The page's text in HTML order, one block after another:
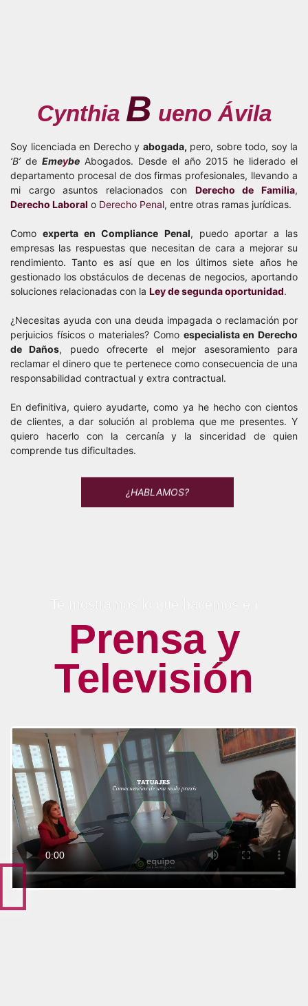
Cynthia B ueno Ávila
Soy licenciada en Derecho y abogada, pero, sobre todo, soy la
‘B’ de Emeybe Abogados. Desde el año 2015 he liderado el
departamento procesal de dos firmas profesionales, llevando a
mi cargo asuntos relacionados con Derecho de Familia,
Derecho Laboral o Derecho Penal, entre otras ramas jurídicas.
Comoexperta en Compliance Penal, puedo aportar a las
empresas las respuestas que necesitan de cara a mejorar su
rendimiento. Tanto es así que en los últimos siete años he
gestionado los obstáculos de decenas de negocios, aportando
soluciones relacionadas con la Ley de segunda oportunidad.
¿Necesitas ayuda con una deuda impagada o reclamación por
perjuicios físicos o materiales? Como especialista en Derecho
de Daños, puedo ofrecerte el mejor asesoramiento para
reclamar el dinero que te pertenece como consecuencia de una
responsabilidad contractual y extra contractual.
En definitiva, quiero ayudarte, como ya he hecho con cientos
de clientes, a dar solución al problema que me presentes. Y
quiero hacerlo con la cercanía y la sinceridad de quien
comprende tus dificultades.
¿HABLAMOS?
Te mostramos lo que hacemos en
Prensa y
Televisión